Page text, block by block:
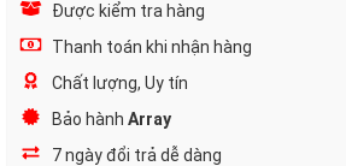
Được kiểm tra hàng
Thanh toán khi nhận hàng
Chất lượng, Uy tín
Bảo hành Array
7 ngày đổi trả dễ dàng